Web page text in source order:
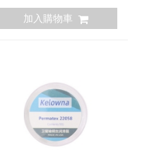
加入購物車